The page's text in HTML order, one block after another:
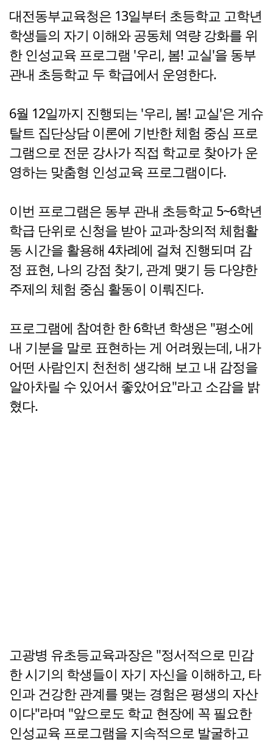
대전동부교육청은 13일부터 초등학교 고학년
학생들의 자기 이해와 공동체 역량 강화를 위
한 인성교육 프로그램 '우리, 봄! 교실'을 동부
관내 초등학교 두 학급에서 운영한다.
6월 12일까지 진행되는 '우리, 봄! 교실'은 게슈
탈트 집단상담 이론에 기반한 체험 중심 프로
그램으로 전문 강사가 직접 학교로 찾아가 운
영하는 맞춤형 인성교육 프로그램이다.
이번 프로그램은 동부 관내 초등학교 5~6학년
학급 단위로 신청을 받아 교과·창의적 체험활
동 시간을 활용해 4차례에 걸쳐 진행되며 감
정 표현, 나의 강점 찾기, 관계 맺기 등 다양한
주제의 체험 중심 활동이 이뤄진다.
프로그램에 참여한 한 6학년 학생은 "평소에
내 기분을 말로 표현하는 게 어려웠는데, 내가
어떤 사람인지 천천히 생각해 보고 내 감정을
알아차릴 수 있어서 좋았어요"라고 소감을 밝
혔다.
고광병 유초등교육과장은 "정서적으로 민감
한 시기의 학생들이 자기 자신을 이해하고, 타
인과 건강한 관계를 맺는 경험은 평생의 자산
이다"라며 "앞으로도 학교 현장에 꼭 필요한
인성교육 프로그램을 지속적으로 발굴하고